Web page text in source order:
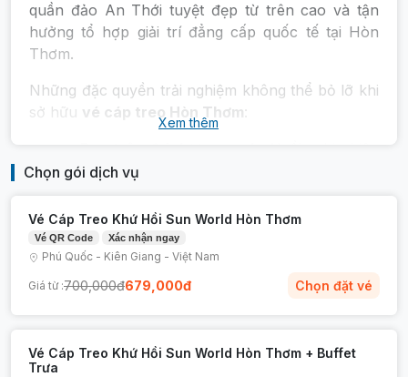
quần đảo An Thới tuyệt đẹp từ trên cao và tận
hưởng tổ hợp giải trí đẳng cấp quốc tế tại Hòn
Thơm.
Những đặc quyền trải nghiệm không thể bỏ lỡ khi
sở hữu vé cáp treo Hòn Thơm
Bay trên đại dương xanh:Ngồi cabin hiện
đại, ngắm nhìn toàn cảnh biển xanh ngọc
bích Nam Đảo Phú Quốc với những đoàn
tàu đánh cá sắc màu và các hòn đảo nhỏ
nhấp nhô giữa biển khơi.
Vui chơi không giới hạn tại Aquatopia
Water Park:Công viên nước hiện đại bậc
Thử thách lòng dũng cảm tại Exotica
Xem thêm
Chọn gói dịch vụ
Vé Cáp Treo Khứ Hồi Sun World Hòn Thơm
Vé QR Code Xác nhận ngay
Phú Quốc - Kiên Giang - Việt Nam
Giá từ :700,000đ679,000đ Chọn đặt vé
Vé Cáp Treo Khứ Hồi Sun World Hòn Thơm + Buffet
Trưa